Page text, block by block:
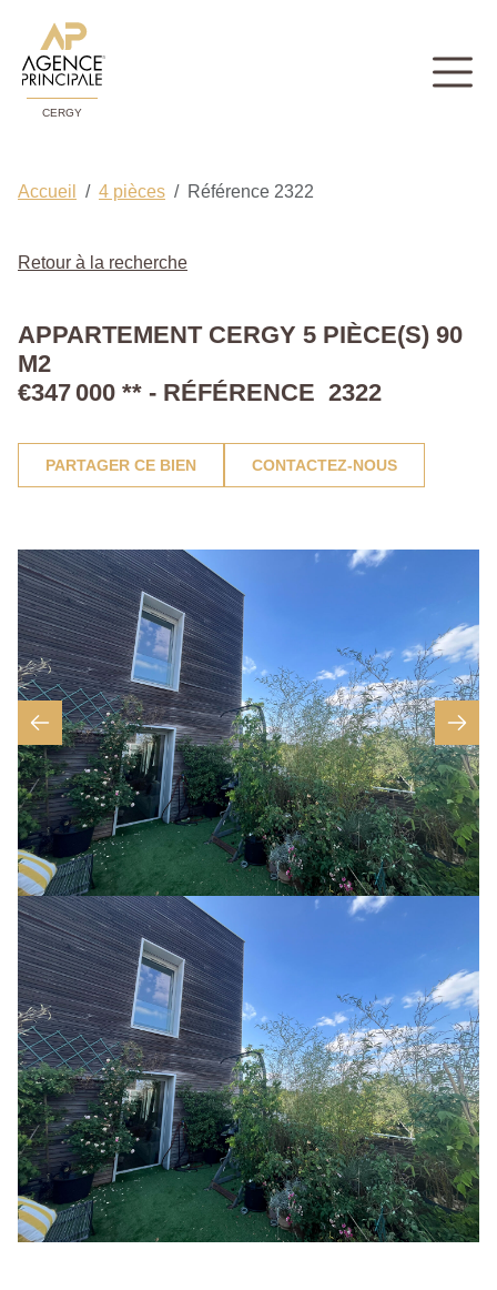
CERGY
Accueil 4 pièces Référence 2322
Retour à la recherche
APPARTEMENT CERGY 5 PIÈCE(S) 90
M2
€347 000 ** - RÉFÉRENCE 2322
PARTAGER CE BIEN CONTACTEZ-NOUS